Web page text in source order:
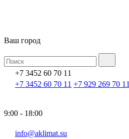
Ваш город
+7 3452 60 70 11
+7 3452 60 70 11 +7 929 269 70 11
9:00 - 18:00
info@aklimat.su